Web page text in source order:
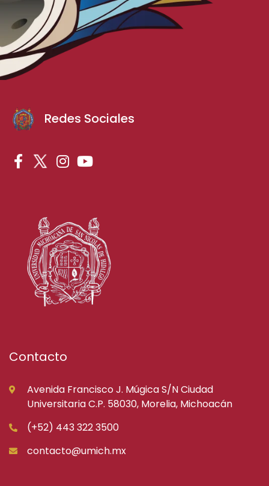
Redes Sociales
Contacto
Avenida Francisco J. Múgica S/N Ciudad
Universitaria C.P. 58030, Morelia, Michoacán
(+52) 443 322 3500
contacto@umich.mx